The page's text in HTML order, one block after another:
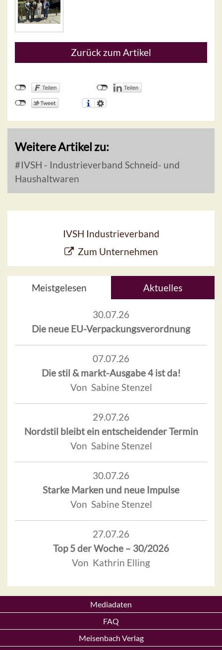
Zurück zum Artikel
Weitere Artikel zu:
IVSH - Industrieverband Schneid- und
Haushaltwaren
IVSH Industrieverband
Zum Unternehmen
Meistgelesen Aktuelles
30.07.26
Die neue EU-Verpackungsverordnung
07.07.26
Die stil & markt-Ausgabe 4 ist da!
Von Sabine Stenzel
29.07.26
Nordstil bleibt ein entscheidender Termin
Von Sabine Stenzel
30.07.26
Starke Marken und neue Impulse
Von Sabine Stenzel
27.07.26
Top 5 der Woche – 30/2026
Von Kathrin Elling
Mediadaten
FAQ
Meisenbach Verlag